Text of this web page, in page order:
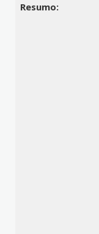
Resumo: